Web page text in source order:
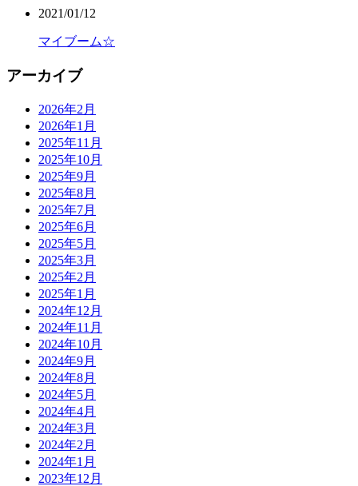
2021/01/12
マイブーム☆
アーカイブ
2026年2月
2026年1月
2025年11月
2025年10月
2025年9月
2025年8月
2025年7月
2025年6月
2025年5月
2025年3月
2025年2月
2025年1月
2024年12月
2024年11月
2024年10月
2024年9月
2024年8月
2024年5月
2024年4月
2024年3月
2024年2月
2024年1月
2023年12月